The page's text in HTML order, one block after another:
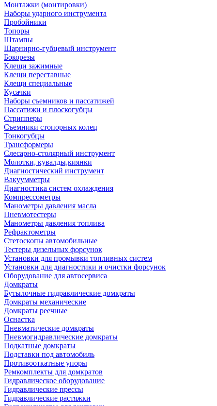
Монтажки (монтировки)
Наборы ударного инструмента
Пробойники
Топоры
Штампы
Шарнирно-губцевый инструмент
Бокорезы
Клещи зажимные
Клещи переставные
Клещи специальные
Кусачки
Наборы съемников и пассатижей
Пассатижи и плоскогубцы
Стрипперы
Съемники стопорных колец
Тонкогубцы
Трансформеры
Слесарно-столярный инструмент
Молотки, кувалды,киянки
Диагностический инструмент
Вакуумметры
Диагностика систем охлаждения
Компрессометры
Манометры давления масла
Пневмотестеры
Манометры давления топлива
Рефрактометры
Стетоскопы автомобильные
Тестеры дизельных форсунок
Установки для промывки топливных систем
Установки для диагностики и очистки форсунок
Оборудование для автосервиса
Домкраты
Бутылочные гидравлические домкраты
Домкраты механические
Домкраты реечные
Оснастка
Пневматические домкраты
Пневмогидравлические домкраты
Подкатные домкраты
Подставки под автомобиль
Противооткатные упоры
Ремкомплекты для домкратов
Гидравлическое оборудование
Гидравлические прессы
Гидравлические растяжки